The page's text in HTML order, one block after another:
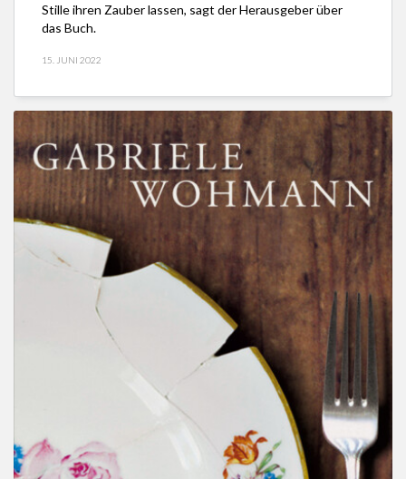
Stille ihren Zauber lassen, sagt der Herausgeber über
das Buch.
15. JUNI 2022